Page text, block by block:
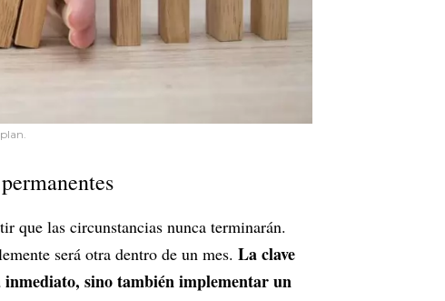
que las circunstancias nunca terminarán.
será otra dentro de un mes. La clave
inmediato, sino también implementar un